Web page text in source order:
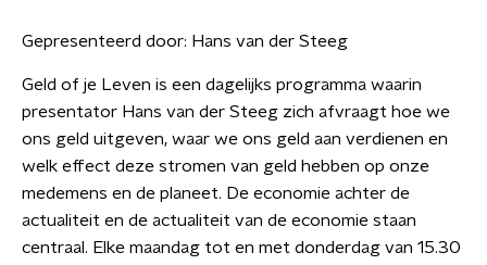
Gepresenteerd door: Hans van der Steeg
Geld of je Leven is een dagelijks programma waarin
presentator Hans van der Steeg zich afvraagt hoe we
ons geld uitgeven, waar we ons geld aan verdienen en
welk effect deze stromen van geld hebben op onze
medemens en de planeet. De economie achter de
actualiteit en de actualiteit van de economie staan
centraal. Elke maandag tot en met donderdag van 15.30